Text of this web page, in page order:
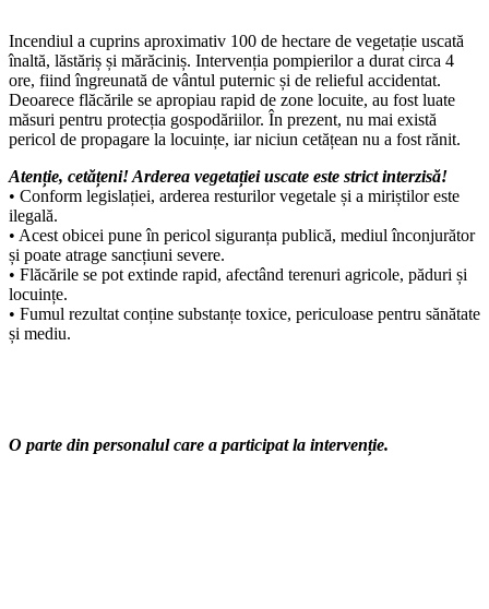
Incendiul a cuprins aproximativ 100 de hectare de vegetație uscată
înaltă, lăstăriș și mărăciniș. Intervenția pompierilor a durat circa 4
ore, fiind îngreunată de vântul puternic și de relieful accidentat.
Deoarece flăcările se apropiau rapid de zone locuite, au fost luate
măsuri pentru protecția gospodăriilor. În prezent, nu mai există
pericol de propagare la locuințe, iar niciun cetățean nu a fost rănit.
Atenție, cetățeni! Arderea vegetației uscate este strict interzisă!
• Conform legislației, arderea resturilor vegetale și a miriștilor este
ilegală.
• Acest obicei pune în pericol siguranța publică, mediul înconjurător
și poate atrage sancțiuni severe.
• Flăcările se pot extinde rapid, afectând terenuri agricole, păduri și
locuințe.
• Fumul rezultat conține substanțe toxice, periculoase pentru sănătate
și mediu.
O parte din personalul care a participat la intervenție.